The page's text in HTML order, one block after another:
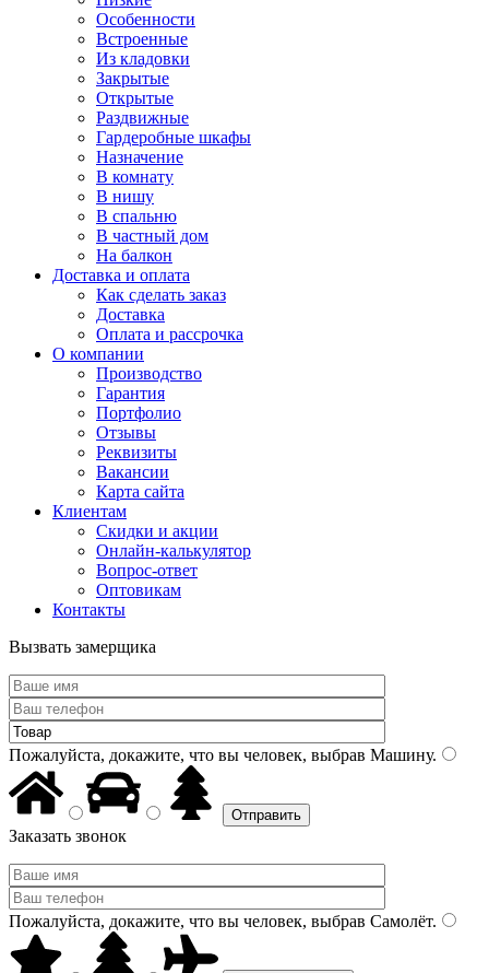
Особенности
Встроенные
Из кладовки
Закрытые
Открытые
Раздвижные
Гардеробные шкафы
Назначение
В комнату
В нишу
В спальню
В частный дом
На балкон
Доставка и оплата
Как сделать заказ
Доставка
Оплата и рассрочка
О компании
Производство
Гарантия
Портфолио
Отзывы
Реквизиты
Вакансии
Карта сайта
Клиентам
Скидки и акции
Онлайн-калькулятор
Вопрос-ответ
Оптовикам
Контакты
Вызвать замерщика
Пожалуйста, докажите, что вы человек, выбрав Машину.
Заказать звонок
Пожалуйста, докажите, что вы человек, выбрав Самолёт.